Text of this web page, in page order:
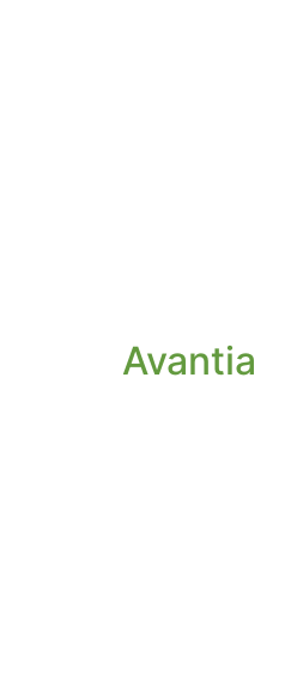
Avantia